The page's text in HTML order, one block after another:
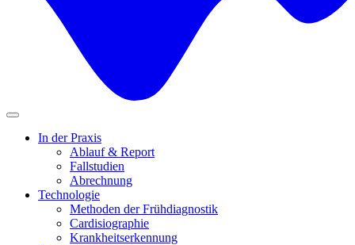
In der Praxis
Ablauf & Report
Fallstudien
Abrechnung
Technologie
Methoden der Frühdiagnostik
Cardisiographie
Krankheitserkennung